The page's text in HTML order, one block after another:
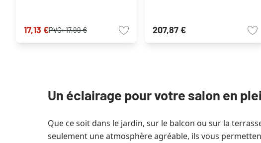
17,13 €PVC:17,99 € 207,87 €
Un éclairage pour votre salon en
Que ce soit dans le jardin, sur le balcon ou sur la
seulement une atmosphère agréable, ils vous